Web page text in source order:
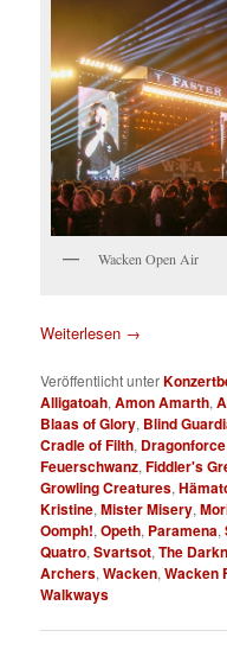
Wacken Open Air
Weiterlesen →
Veröffentlicht unter
Alligatoah,Amon Amarth,
Blaas of Glory, Blind
Cradle of Filth, Dragonforce
Feuerschwanz,Fiddler's
Growling Creatures,
Kristine,Mister Misery,
Oomph!,Opeth, Paramena,
Quatro,Svartsot,The
Archers,Wacken,Wacken
Walkways